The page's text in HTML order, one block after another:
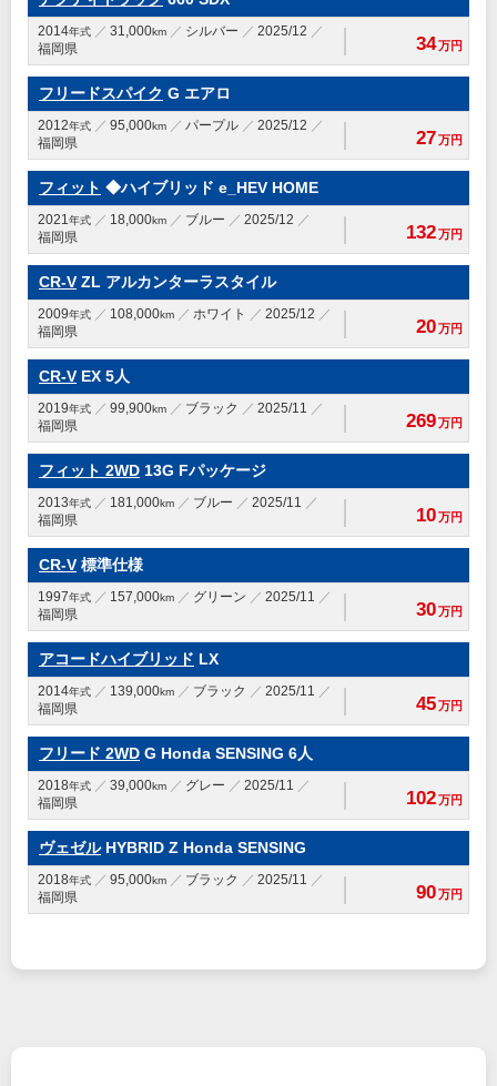
2014年式 31,000km シルバー
2025/12
福岡県
34万円
フリードスパイク G エアロ
2012年式 95,000km パープル
2025/12
福岡県
27万円
フィット ◆ハイブリッド e_HEV HOME
2021年式 18,000km ブルー
2025/12
福岡県
132万円
CR-V ZL アルカンターラスタイル
2009年式 108,000km ホワイト
2025/12
福岡県
20万円
CR-V EX 5人
2019年式 99,900km ブラック
2025/11
福岡県
269万円
フィット 2WD 13G Fパッケージ
2013年式 181,000km ブルー
2025/11
福岡県
10万円
CR-V 標準仕様
1997年式 157,000km グリーン
2025/11
福岡県
30万円
アコードハイブリッド LX
2014年式 139,000km ブラック
2025/11
福岡県
45万円
フリード 2WD G Honda SENSING 6人
2018年式 39,000km グレー
2025/11
福岡県
102万円
ヴェゼルHYBRID Z Honda SENSING
2018年式 95,000km ブラック
2025/11
福岡県
90万円